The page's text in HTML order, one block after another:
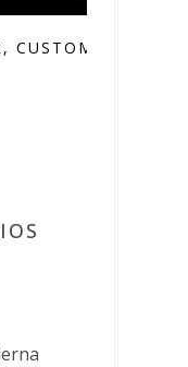
CUSTOMIZAR